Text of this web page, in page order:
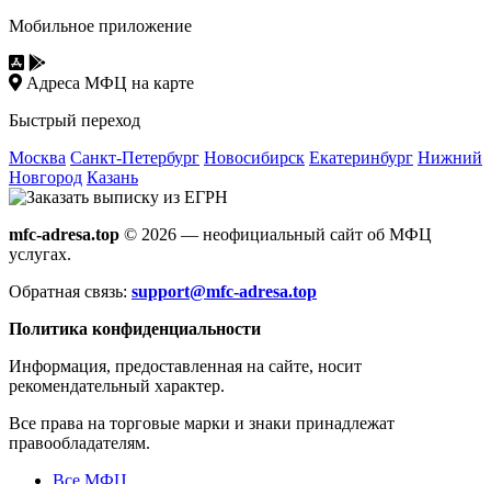
Мобильное приложение
Адреса МФЦ на карте
Быстрый переход
Москва Санкт-Петербург Новосибирск Екатеринбург Нижний
Новгород Казань
mfc-adresa.top © 2026 — неофициальный сайт об МФЦ
услугах.
Обратная связь: support@mfc-adresa.top
Политика конфиденциальности
Информация, предоставленная на сайте, носит
рекомендательный характер.
Все права на торговые марки и знаки принадлежат
правообладателям.
Все МФЦ